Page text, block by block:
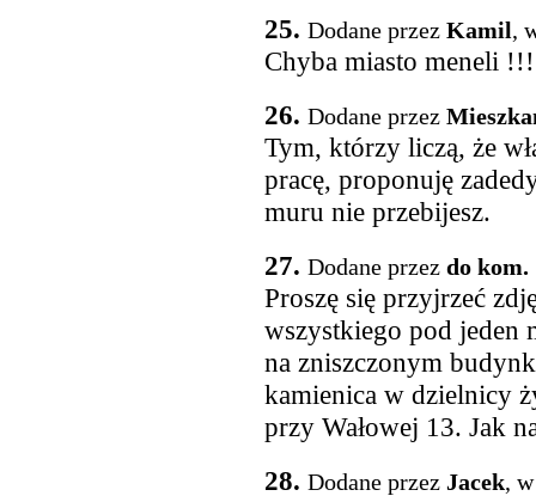
25. Dodane przez Kamil,
Chyba miasto meneli
26. Dodane przez
Tym, którzy liczą, że
pracę, proponuję
muru nie przebijesz.
27. Dodane przez do kom.
Proszę się przyjrzeć
wszystkiego pod jeden
na zniszczonym
kamienica w dzielnicy
przy Wałowej 13. Jak
28. Dodane przez Jacek,